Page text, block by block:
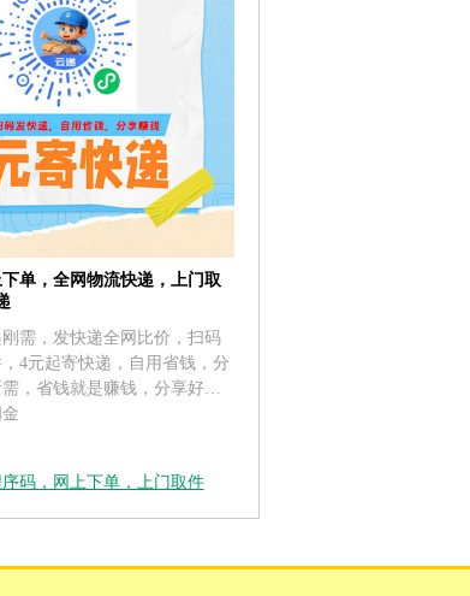
单，全网物流快递，上门取
需，发快递全网比价，扫码
4元起寄快递，自用省钱，分
，省钱就是赚钱，分享好友
码，网上下单，上门取件